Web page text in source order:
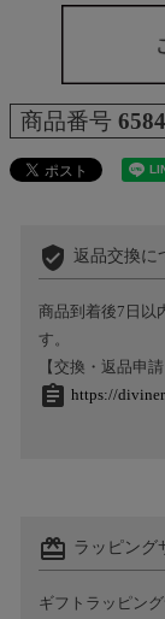
商品番号
verified_user 返品交換に
商品到着後7日以
す。
【交換・返品申
assignment https://
card_giftcard ラッピング
ギフトラッピン